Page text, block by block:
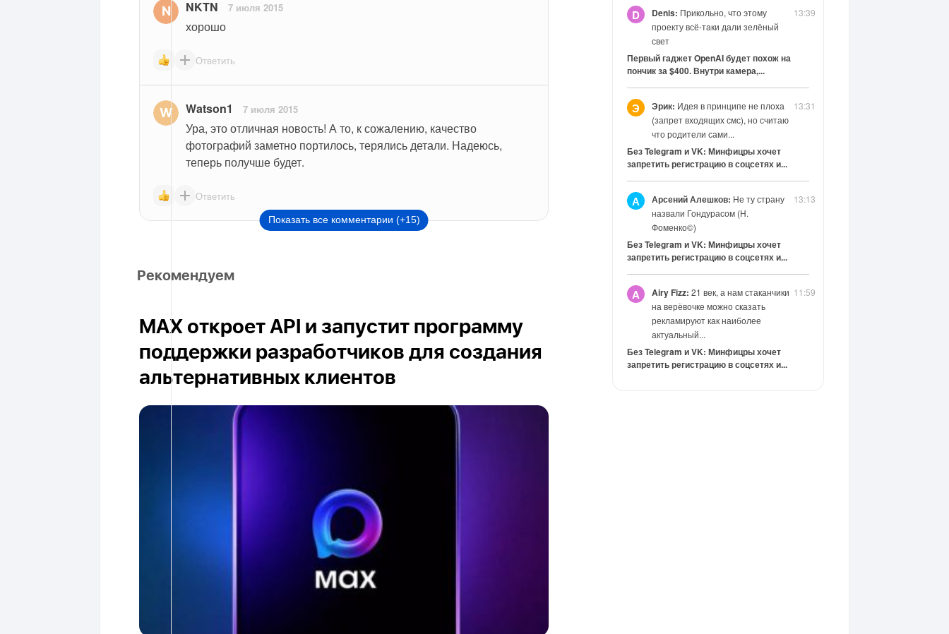
NKTN 7 июля 2015
хорошо
Ответить
Watson1 7 июля 2015
Ура, это отличная новость! А то, к сожалению, качество
фотографий заметно портилось, терялись детали. Надеюсь,
теперь получше будет.
Ответить
Показать все комментарии (+15)
Рекомендуем
MAX откроет API и запустит программу
поддержки разработчиков для создания
альтернативных клиентов
13:39
D Denis: Прикольно, что этому
проекту всё-таки дали зелёный
свет
Первый гаджет OpenAI будет похож на
пончик за $400. Внутри камера,...
13:31
Э Эрик: Идея в принципе не плоха
(запрет входящих смс), но считаю
что родители сами...
Без Telegram и VK: Минфицры хочет
запретить регистрацию в соцсетях и...
13:13
А Арсений Алешков: Не ту страну
назвали Гондурасом (Н.
Фоменко©)
Без Telegram и VK: Минфицры хочет
запретить регистрацию в соцсетях и...
11:59
A Airy Fizz: 21 век, а нам стаканчики
на верёвочке можно сказать
рекламируют как наиболее
актуальный...
Без Telegram и VK: Минфицры хочет
запретить регистрацию в соцсетях и...